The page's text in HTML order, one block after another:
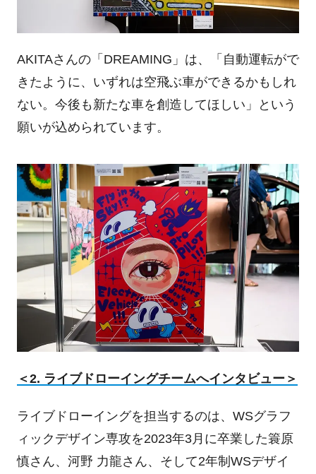
AKITAさんの「DREAMING」は、「自動運転がで
きたように、いずれは空飛ぶ車ができるかもしれ
ない。今後も新たな車を創造してほしい」という
願いが込められています。
＜2. ライブドローイングチームへインタビュー＞
ライブドローイングを担当するのは、WSグラフ
ィックデザイン専攻を2023年3月に卒業した簑原
慎さん、河野 力龍さん、そして2年制WSデザイ